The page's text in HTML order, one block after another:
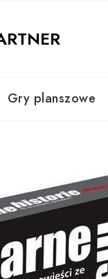
Gry planszowe